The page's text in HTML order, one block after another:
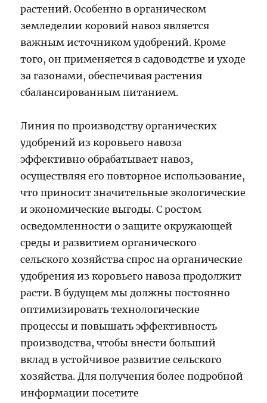
растений. Особенно в органическом
земледелии коровий навоз является
важным источником удобрений. Кроме
того, он применяется в садоводстве и уходе
за газонами, обеспечивая растения
сбалансированным питанием.
Линия по производству органических
удобрений из коровьего навоза
эффективно обрабатывает навоз,
осуществляя его повторное использование,
что приносит значительные экологические
и экономические выгоды. С ростом
осведомленности о защите окружающей
среды и развитием органического
сельского хозяйства спрос на органические
удобрения из коровьего навоза продолжит
расти. В будущем мы должны постоянно
оптимизировать технологические
процессы и повышать эффективность
производства, чтобы внести больший
вклад в устойчивое развитие сельского
хозяйства. Для получения более подробной
информации посетите